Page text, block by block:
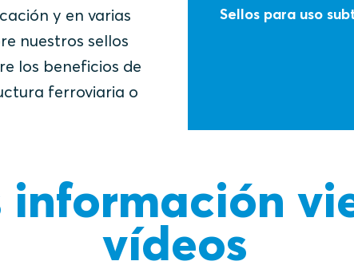
y en varias
nuestros sellos
los beneficios de
ferroviaria o
Sellos para uso
información
vídeos